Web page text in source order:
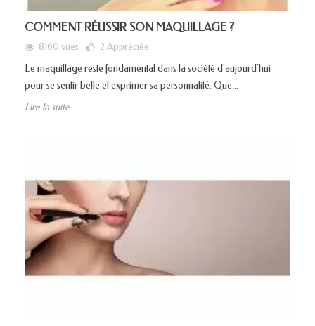
COMMENT RÉUSSIR SON MAQUILLAGE ?
8160 vues 2 Appréciée
Le maquillage reste fondamental dans la société d'aujourd'hui
pour se sentir belle et exprimer sa personnalité. Que...
Lire la suite